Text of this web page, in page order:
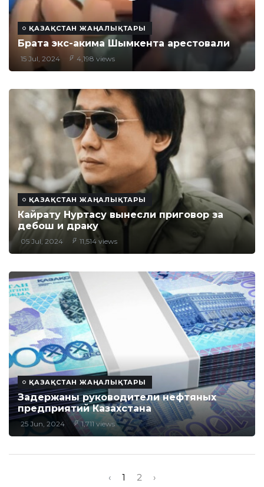
ҚАЗАҚСТАН ЖАҢАЛЫҚТАРЫ
Брата экс-акима Шымкента арестовали
15 Jul, 2024 4,198 views
ҚАЗАҚСТАН ЖАҢАЛЫҚТАРЫ
Кайрату Нуртасу вынесли приговор за
дебош и драку
05 Jul, 2024 11,514 views
ҚАЗАҚСТАН ЖАҢАЛЫҚТАРЫ
Задержаны руководители нефтяных
предприятий Казахстана
25 Jun, 2024 1,711 views
‹ 1 2 ›